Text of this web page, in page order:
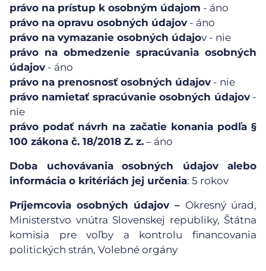
právo na prístup k osobným údajom - áno
právo na opravu osobných údajov - áno
právo na vymazanie osobných údajov - nie
právo na obmedzenie spracúvania osobných
údajov - áno
právo na prenosnosť osobných údajov - nie
právo namietať spracúvanie osobných údajov-
nie
právo podať návrh na začatie konania podľa §
100 zákona č. 18/2018 Z. z. – áno
Doba uchovávania
osobných údajov alebo
informácia o kritériách jej určenia: 5 rokov
Príjemcovia osobných údajov – Okresný úrad,
Ministerstvo vnútra Slovenskej republiky, Štátna
komisia pre voľby a kontrolu financovania
politických strán, Volebné orgány